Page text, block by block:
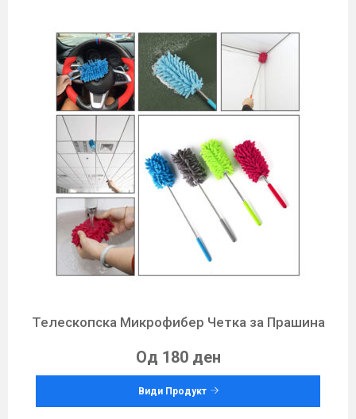
Телескопска Микрофибер Четка за Прашина
Од 180 ден
Види Продукт